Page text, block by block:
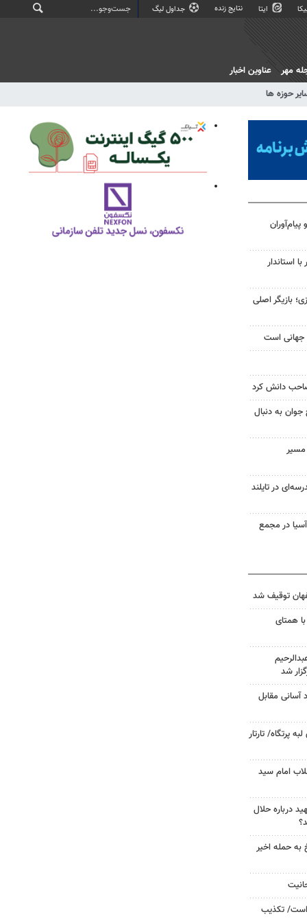
ایتا نتایج زنده جداول لیگ
حوزه ها
مهر عناوین اخبار
پیام‌آوران
دیدار با استاندار
بازیگر اصلی
جهانی است
صاحب دانش کرد
به دنبال
مسیر
در تایلند
آسیا در مجمع
همتای
شد
آسانی مقابل
پرتگاه/ تارتار
امام سید
درباره حلال
به حمله اخیر
است/ تکذیب